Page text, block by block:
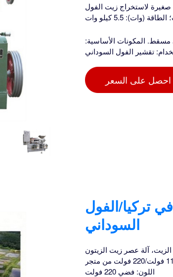
ماكينة صغيرة لاستخراج زيت الفول
المكونات الأساسية:
تقشير الفول السوداني
احصل على السعر
تركيا/الفول
السوداني
آلة عصر زيت الزيتون
من بذور الكتان والفول السوداني 350 وات 110 فولت/220 فولت من متجر Travel dreams ( 4.5 125 تم البيع )
اللون: فضي 220 فولت